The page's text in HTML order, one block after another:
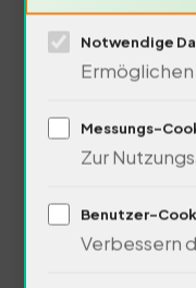
Du hast
Reisenden
Notwendige
Messungs-
Zur
Benutzer-
Verbessern